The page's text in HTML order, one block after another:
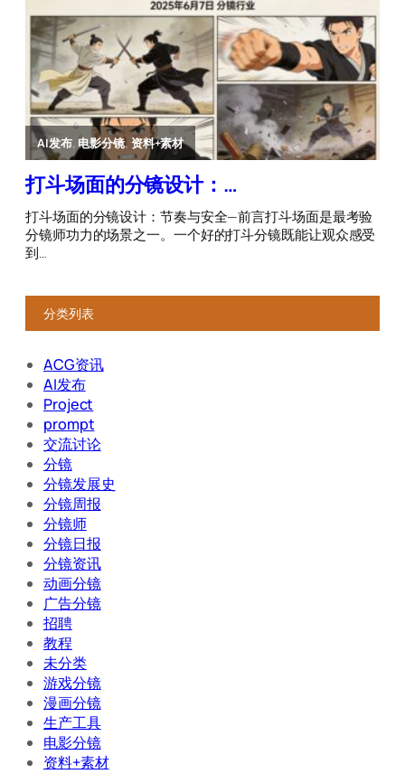
分类列表
ACG资讯
AI发布
Project
prompt
交流讨论
分镜
分镜发展史
分镜周报
分镜师
分镜日报
分镜资讯
动画分镜
广告分镜
招聘
教程
未分类
游戏分镜
漫画分镜
生产工具
电影分镜
资料+素材